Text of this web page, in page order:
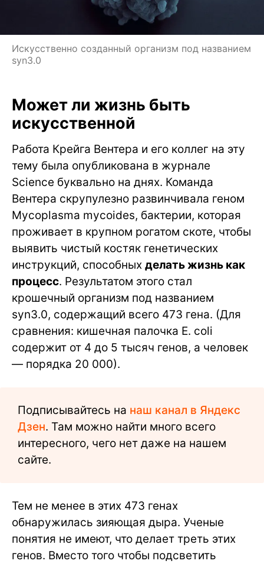
Искусственно созданный организм под названием
syn3.0
Может ли жизнь быть
искусственной
Работа Крейга Вентера и его коллег на эту
тему была опубликована в журнале
Science буквально на днях. Команда
Вентера скрупулезно развинчивала геном
Mycoplasma mycoides, бактерии, которая
проживает в крупном рогатом скоте, чтобы
выявить чистый костяк генетических
инструкций, способных делать жизнь как
процесс. Результатом этого стал
крошечный организм под названием
syn3.0, содержащий всего 473 гена. (Для
сравнения: кишечная палочка E. coli
содержит от 4 до 5 тысяч генов, а человек
— порядка 20 000).
Подписывайтесь на наш канал в Яндекс
Дзен. Там можно найти много всего
интересного, чего нет даже на нашем
сайте.
Тем не менее в этих 473 генах
обнаружилась зияющая дыра. Ученые
понятия не имеют, что делает треть этих
генов. Вместо того чтобы подсветить